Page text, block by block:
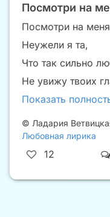
Посмотри на
Посмотри на
Неужели я та,
Что так сильно
Не увижу твоих
Показать
© Ладария
Любовная лирика
12